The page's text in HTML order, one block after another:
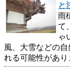
と
雨
て
ゃ
風、大雪などの
れる可能性があり